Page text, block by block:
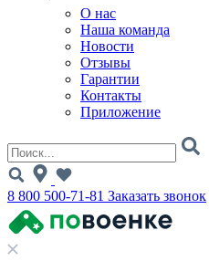
О нас
Наша команда
Новости
Отзывы
Гарантии
Контакты
Приложение
8 800 500-71-81 Заказать звонок